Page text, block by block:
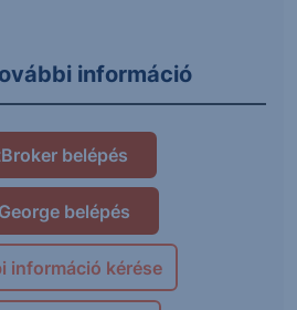
információ
belépés
George belépés
információ kérése